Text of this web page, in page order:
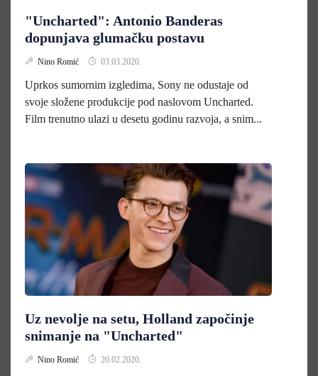
"Uncharted": Antonio Banderas
dopunjava glumačku postavu
Nino Romić 03.03.2020.
Uprkos sumornim izgledima, Sony ne odustaje od
svoje složene produkcije pod naslovom Uncharted.
Film trenutno ulazi u desetu godinu razvoja, a snim...
Uz nevolje na setu, Holland započinje
snimanje na "Uncharted"
Nino Romić 20.02.2020.